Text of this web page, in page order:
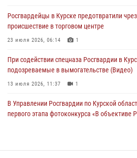
297 выездов по сигналу «тревога»
03 августа 2026, 09:46
Росгвардейцы в Курске предотвратили
происшествие в торговом центре
23 июля 2026, 06:14 1
При содействии спецназа Росгвардии в
подозреваемые в вымогательстве (Видео)
13 июля 2026, 11:37 1
В Управлении Росгвардии по Курской
первого этапа фотоконкурса «В объективе